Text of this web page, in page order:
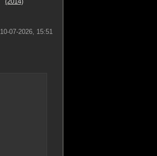
10-07-2026, 15:51